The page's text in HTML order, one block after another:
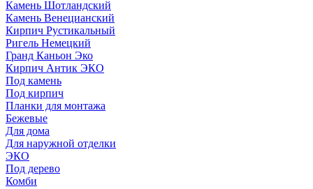
Камень Шотландский
Камень Венецианский
Кирпич Рустикальный
Ригель Немецкий
Гранд Каньон Эко
Кирпич Антик ЭКО
Под камень
Под кирпич
Планки для монтажа
Бежевые
Для дома
Для наружной отделки
ЭКO
Под дерево
Комби